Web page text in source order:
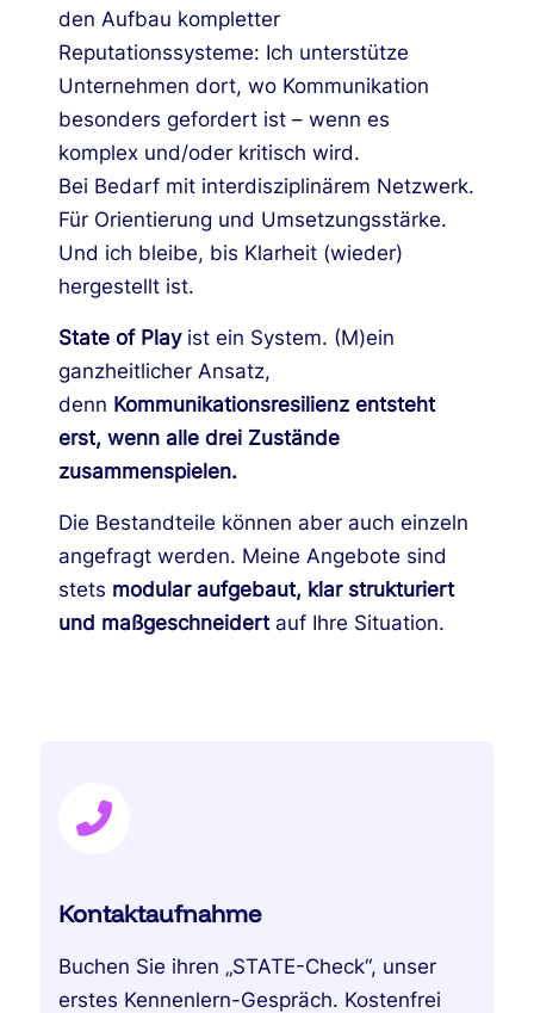
den Aufbau kompletter
Reputationssysteme: Ich unterstütze
Unternehmen dort, wo Kommunikation
besonders gefordert ist – wenn es
komplex und/oder kritisch wird.
Bei Bedarf mit interdisziplinärem Netzwerk.
Für Orientierung und Umsetzungsstärke.
Und ich bleibe, bis Klarheit (wieder)
hergestellt ist.
State of Playist ein System. (M)ein
ganzheitlicher Ansatz,
denn Kommunikationsresilienz entsteht
erst, wenn alle drei Zustände
zusammenspielen.
Die Bestandteile können aber auch einzeln
angefragt werden. Meine Angebote sind
stets modular aufgebaut, klar strukturiert
und maßgeschneidertauf Ihre Situation.
Kontaktaufnahme
Buchen Sie ihren „STATE-Check“, unser
erstes Kennenlern-Gespräch. Kostenfrei